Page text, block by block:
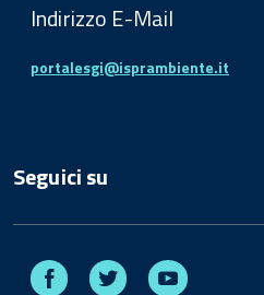
Indirizzo E-Mail
portalesgi@isprambiente.it
Seguici su
Facebook Twitter